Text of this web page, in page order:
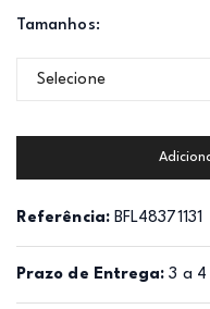
Tamanhos:
Selecione
Referência: BFL48371131
Prazo de Entrega: 3 a 4